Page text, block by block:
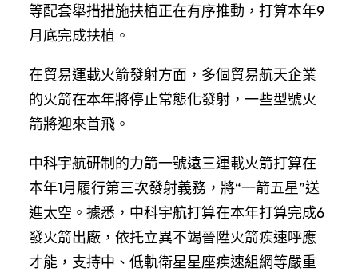
等配套舉措措施扶植正在有序推動，打算本年9
月底完成扶植。
在貿易運載火箭發射方面，多個貿易航天企業
的火箭在本年將停止常態化發射，一些型號火
箭將迎來首飛。
中科宇航研制的力箭一號遠三運載火箭打算在
本年1月履行第三次發射義務，將“一箭五星”送
進太空。據悉，中科宇航打算在本年打算完成6
發火箭出廠，依托立異不竭晉陞火箭疾速呼應
才能，支持中、低軌衛星星座疾速組網等嚴重